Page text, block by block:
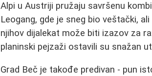
Alpi u Austriji pružaju savršenu
Leogang, gde je sneg bio veštački,
njihov dijalekat može biti izazov za
planinski pejzaži ostavili su snažan
Grad Beč je takođe predivan - pun